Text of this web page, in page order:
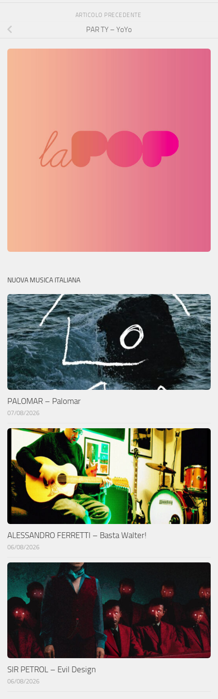
ARTICOLO PRECEDENTE
PAR TY – YoYo
NUOVA MUSICA ITALIANA
PALOMAR – Palomar
07/08/2026
ALESSANDRO FERRETTI – Basta Walter!
06/08/2026
SIR PETROL – Evil Design
06/08/2026